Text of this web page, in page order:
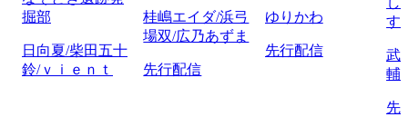
掘部
日向夏/柴田五十
鈴/ｖｉｅｎｔ
桂嶋エイダ/浜弓
場双/広乃あずま
先行配信
ゆりかわ
先行配信
す
武
輔
先